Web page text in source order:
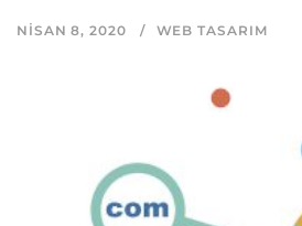
NISAN 8, 2020 WEB TASARIM